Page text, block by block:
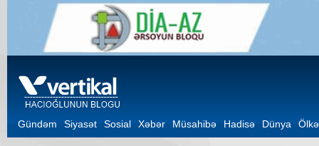
Gündəm Siyasət Sosial Xəbər Müsahibə Hadisə Dünya Ölkə